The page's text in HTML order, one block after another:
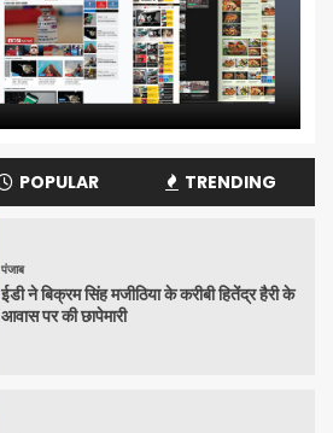
POPULAR TRENDING
पंजाब
ईडी ने बिक्रम सिंह मजीठिया के करीबी हितेंद्र हैरी के
आवास पर की छापेमारी